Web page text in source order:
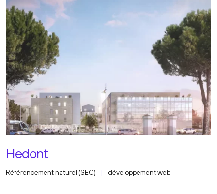
Hedont
Référencement naturel (SEO) développement web